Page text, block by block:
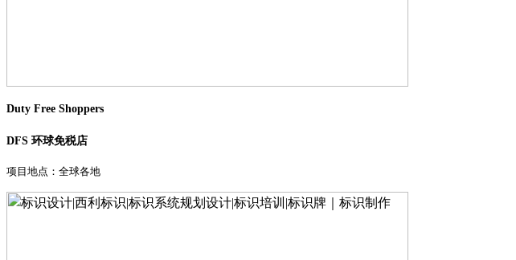
Duty Free Shoppers
DFS 环球免税店
项目地点：全球各地